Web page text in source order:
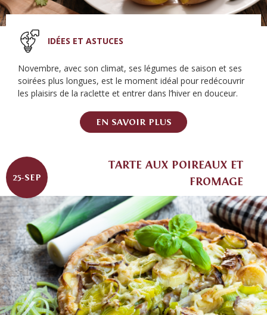
IDÉES ET ASTUCES
Novembre, avec son climat, ses légumes de saison et ses
soirées plus longues, est le moment idéal pour redécouvrir
les plaisirs de la raclette et entrer dans l’hiver en douceur.
EN SAVOIR PLUS
TARTE AUX POIREAUX ET
FROMAGE
25-SEP